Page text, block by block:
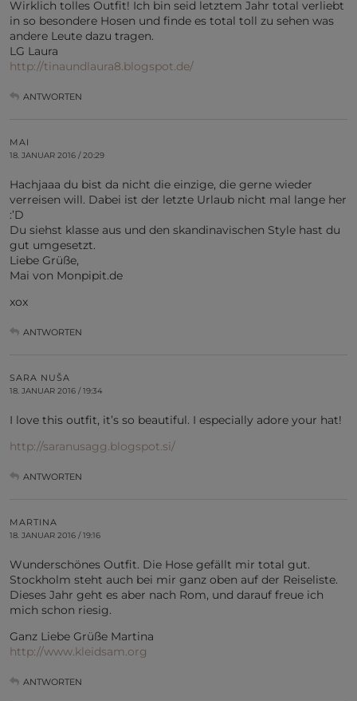
Wirklich tolles Outfit! Ich bin seid letztem Jahr total verliebt
in so besondere Hosen und finde es total toll zu sehen was
andere Leute dazu tragen.
LG Laura
http://tinaundlaura8.blogspot.de/
ANTWORTEN
MAI
18. JANUAR 2016 / 20:29
Hachjaaa du bist da nicht die einzige, die gerne wieder
verreisen will. Dabei ist der letzte Urlaub nicht mal lange her
:’D
Du siehst klasse aus und den skandinavischen Style hast du
gut umgesetzt.
Liebe Grüße,
Mai von Monpipit.de
xox
ANTWORTEN
SARA NUŠA
18. JANUAR 2016 / 19:34
I love this outfit, it’s so beautiful. I especially adore your hat!
http://saranusagg.blogspot.si/
ANTWORTEN
MARTINA
18. JANUAR 2016 / 19:16
Wunderschönes Outfit. Die Hose gefällt mir total gut.
Stockholm steht auch bei mir ganz oben auf der Reiseliste.
Dieses Jahr geht es aber nach Rom, und darauf freue ich
mich schon riesig.
Ganz Liebe Grüße Martina
http://www.kleidsam.org
ANTWORTEN